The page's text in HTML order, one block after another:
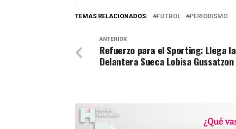
TEMAS RELACIONADOS: FÚTBOL PERIODISMO
ANTERIOR
Refuerzo para el Sporting: Llega la
Delantera Sueca Lobisa Gussatzon